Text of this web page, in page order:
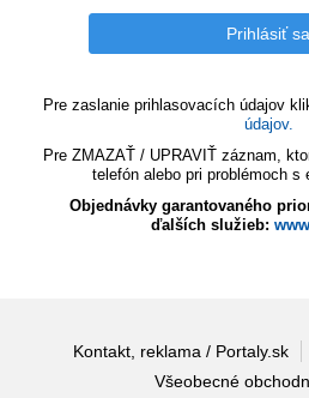
Pre zaslanie prihlasovacích údajov
údajov.
Pre ZMAZAŤ / UPRAVIŤ záznam,
telefón alebo pri problémoch s
Objednávky garantovaného
ďalších služieb:
Kontakt, reklama / Portaly.sk
Všeobecné